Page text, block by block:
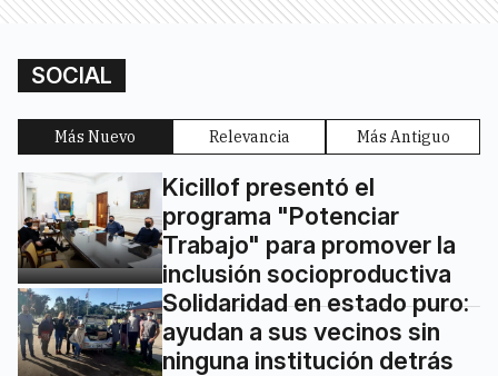
SOCIAL
Más Nuevo Relevancia Más Antiguo
Kicillof presentó el
programa "Potenciar
Trabajo" para promover la
inclusión socioproductiva
Solidaridad en estado puro:
ayudan a sus vecinos sin
ninguna institución detrás